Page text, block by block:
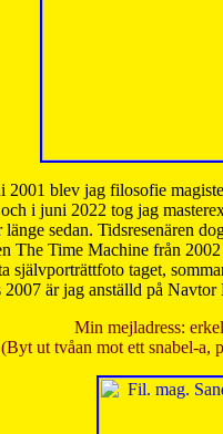
blev jag filosofie
i juni 2022 tog jag
sedan. Tidsresenären
The Time Machine från
självporträttfoto taget,
2007 är jag anställd på
Min mejladress:
(Byt ut tvåan mot ett snabel-a,